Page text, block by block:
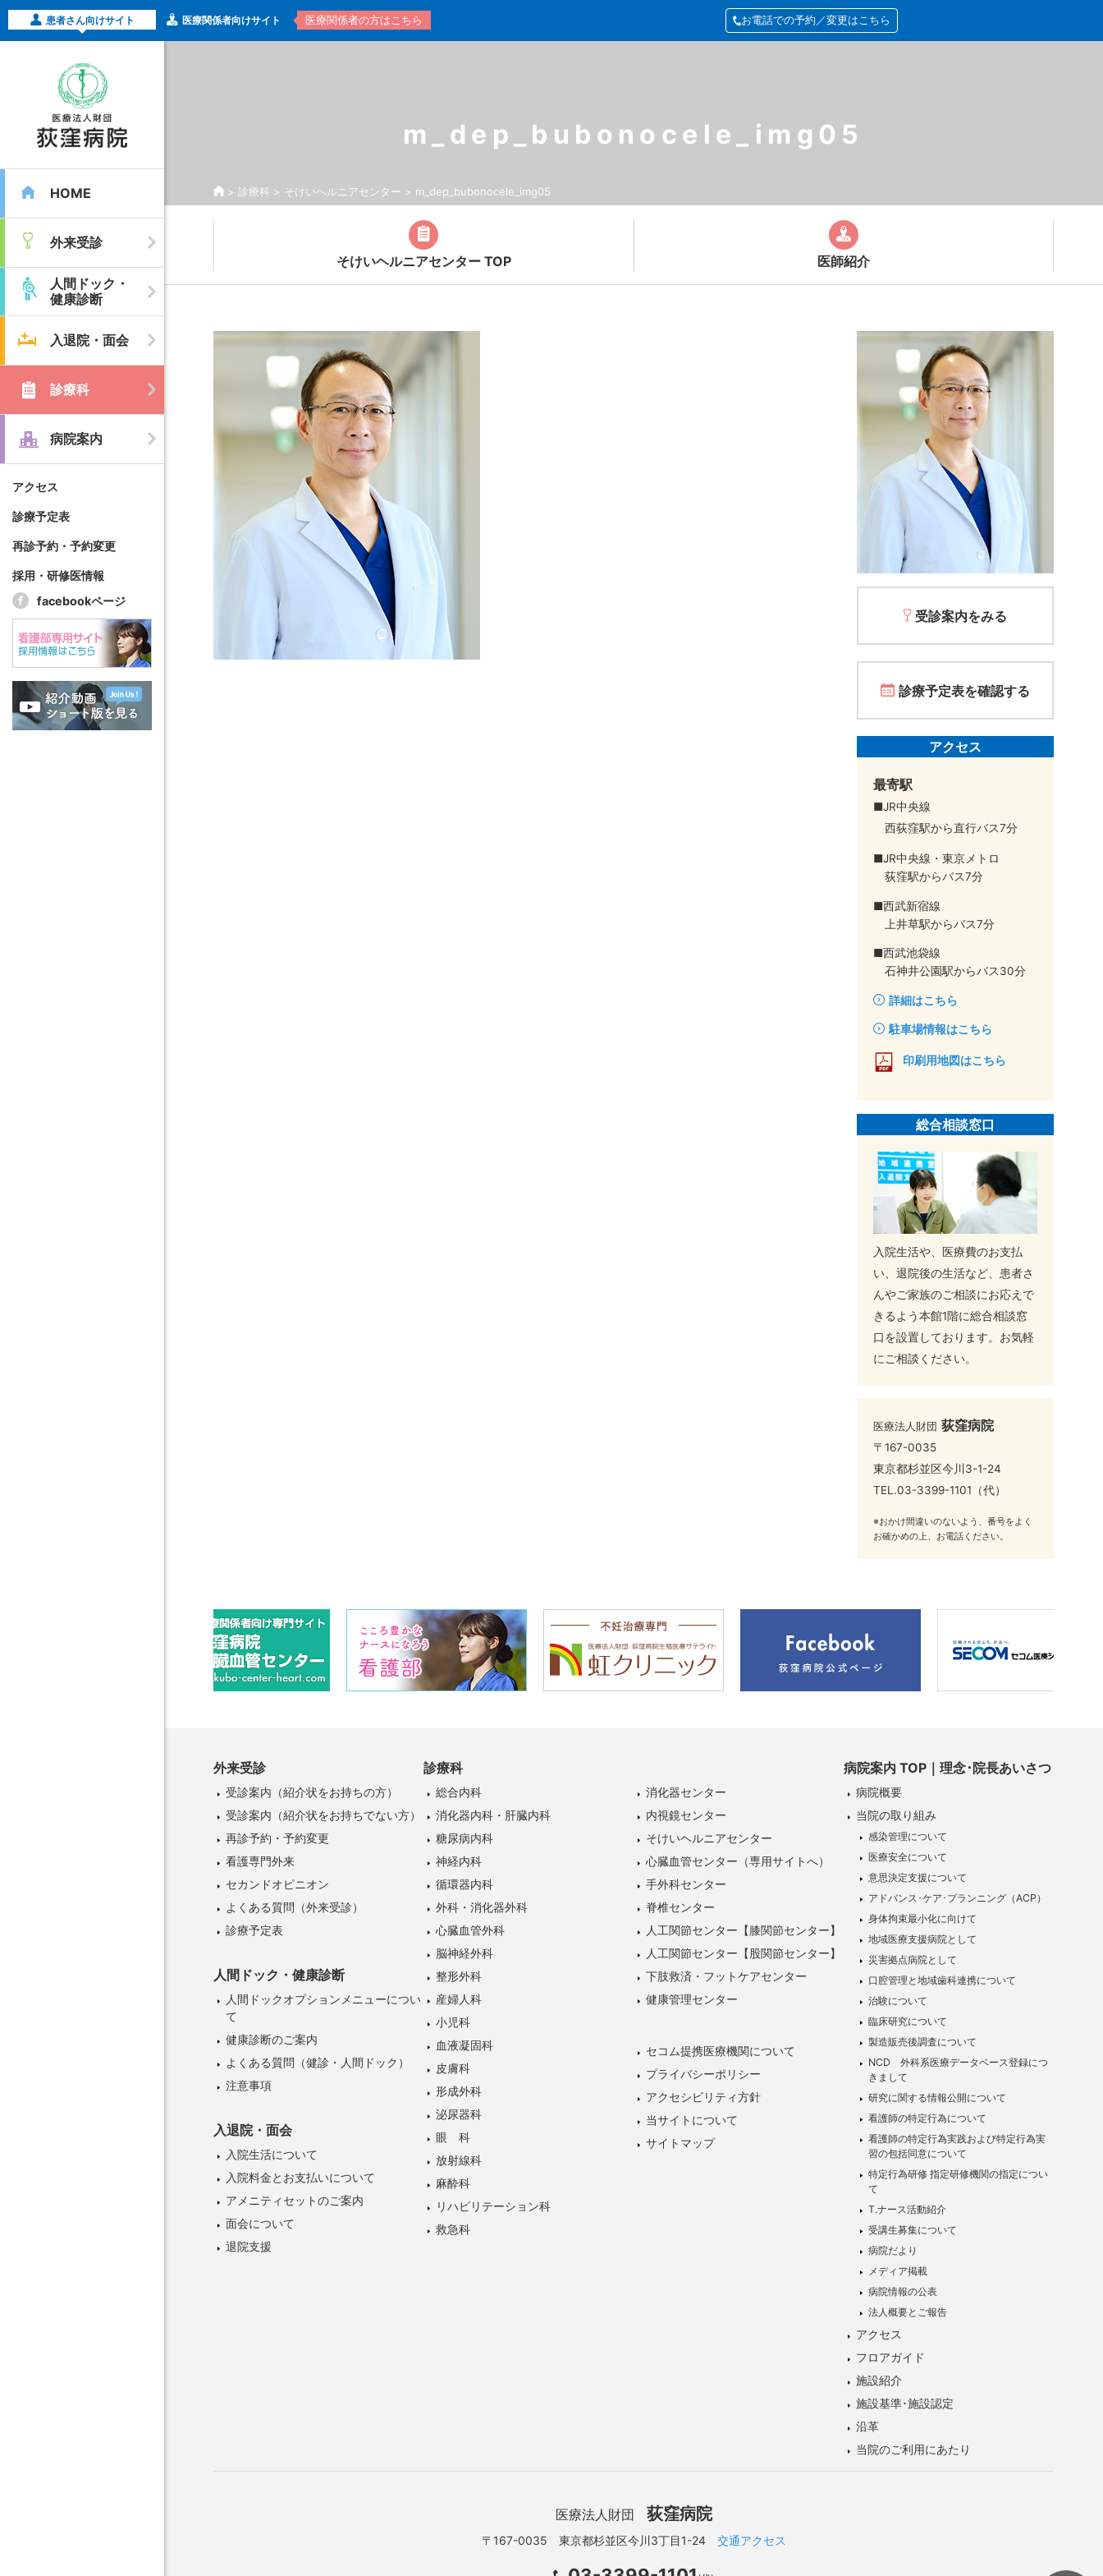
患者さん向けサイト 医療関係者向けサイト 医療関係者の方はこちら お電話での予約／変更はこちら
HOME
外来受診
人間ドック・
健康診断
入退院・面会
診療科
病院案内
アクセス
診療予定表
再診予約・予約変更
採用・研修医情報
facebookページ
m_dep_bubonocele_img05
> 診療科 > そけいヘルニアセンター > m_dep_bubonocele_img05
そけいヘルニアセンター TOP 医師紹介
受診案内をみる
診療予定表を確認する
アクセス
最寄駅
■JR中央線
西荻窪駅から直行バス7分
■JR中央線・東京メトロ
荻窪駅からバス7分
■西武新宿線
上井草駅からバス7分
■西武池袋線
石神井公園駅からバス30分
詳細はこちら
駐車場情報はこちら
印刷用地図はこちら
総合相談窓口
入院生活や、医療費のお支払
い、退院後の生活など、患者さ
んやご家族のご相談にお応えで
きるよう本館1階に総合相談窓
口を設置しております。お気軽
にご相談ください。
医療法人財団 荻窪病院
〒167-0035
東京都杉並区今川3-1-24
TEL.03-3399-1101 （代）
※おかけ間違いのないよう、番号をよく
お確かめの上、お電話ください。
外来受診
受診案内 （紹介状をお持ちの方）
受診案内 （紹介状をお持ちでない方）
再診予約・予約変更
看護専門外来
セカンドオピニオン
よくある質問（外来受診）
診療予定表
人間ドック・健康診断
人間ドックオプションメニューについ
て
健康診断のご案内
よくある質問（健診・人間ドック）
注意事項
入退院・面会
入院生活について
入院料金とお支払いについて
アメニティセットのご案内
面会について
退院支援
診療科
総合内科
消化器内科・肝臓内科
糖尿病内科
神経内科
循環器内科
外科・消化器外科
心臓血管外科
脳神経外科
整形外科
産婦人科
小児科
血液凝固科
皮膚科
形成外科
泌尿器科
眼 科
放射線科
麻酔科
リハビリテーション科
救急科
消化器センター
内視鏡センター
そけいヘルニアセンター
心臓血管センター（専用サイトへ）
手外科センター
脊椎センター
人工関節センター【膝関節センター】
人工関節センター【股関節センター】
下肢救済・フットケアセンター
健康管理センター
セコム提携医療機関について
プライバシーポリシー
アクセシビリティ方針
当サイトについて
サイトマップ
病院案内 TOP｜理念･院長あいさつ
病院概要
当院の取り組み
感染管理について
医療安全について
意思決定支援について
アドバンス･ケア･プランニング（ACP）
身体拘束最小化に向けて
地域医療支援病院として
災害拠点病院として
口腔管理と地域歯科連携について
治験について
臨床研究について
製造販売後調査について
NCD 外科系医療データベース登録につ
きまして
研究に関する情報公開について
看護師の特定行為について
看護師の特定行為実践および特定行為実
習の包括同意について
特定行為研修 指定研修機関の指定につい
て
T.ナース活動紹介
受講生募集について
病院だより
メディア掲載
病院情報の公表
法人概要とご報告
アクセス
フロアガイド
施設紹介
施設基準･施設認定
沿革
当院のご利用にあたり
医療法人財団 荻窪病院
〒167-0035 東京都杉並区今川3丁目1-24 交通アクセス